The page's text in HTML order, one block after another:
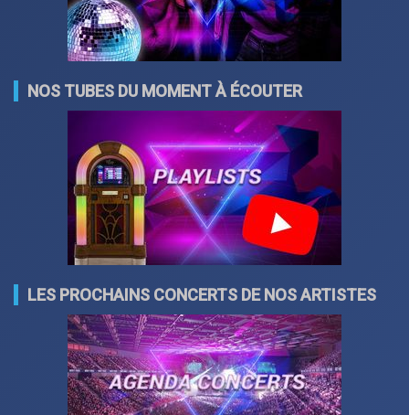
NOS TUBES DU MOMENT À ÉCOUTER
LES PROCHAINS CONCERTS DE NOS ARTISTES